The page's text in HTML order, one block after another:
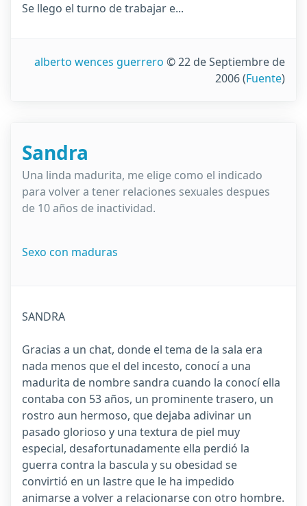
Se llego el turno de trabajar e...
alberto wences guerrero © 22 de Septiembre de
2006(Fuente)
Sandra
Una linda madurita, me elige como el indicado
para volver a tener relaciones sexuales despues
de 10 años de inactividad.
Sexo con maduras
SANDRA
Gracias a un chat, donde el tema de la sala era
nada menos que el del incesto, conocí a una
madurita de nombre sandra cuando la conocí ella
contaba con 53 años, un prominente trasero, un
rostro aun hermoso, que dejaba adivinar un
pasado glorioso y una textura de piel muy
especial, desafortunadamente ella perdió la
guerra contra la bascula y su obesidad se
convirtió en un lastre que le ha impedido
animarse a volver a relacionarse con otro hombre.